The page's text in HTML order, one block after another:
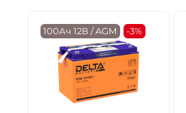
100Ач 12В / AGM -3%